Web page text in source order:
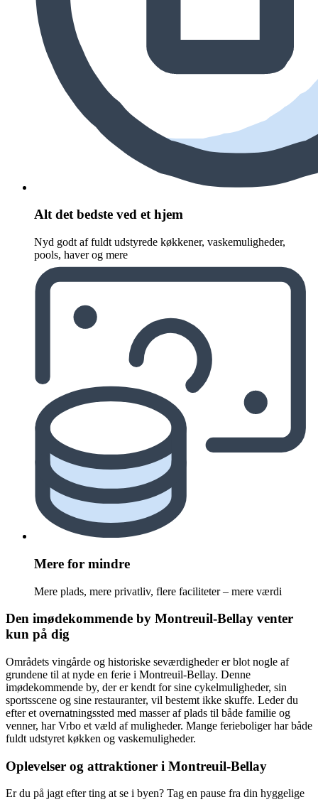
Alt det bedste ved et hjem
Nyd godt af fuldt udstyrede køkkener, vaskemuligheder,
pools, haver og mere
Mere for mindre
Mere plads, mere privatliv, flere faciliteter – mere værdi
Den imødekommende by Montreuil-Bellay venter
kun på dig
Områdets vingårde og historiske seværdigheder er blot nogle af
grundene til at nyde en ferie i Montreuil-Bellay. Denne
imødekommende by, der er kendt for sine cykelmuligheder, sin
sportsscene og sine restauranter, vil bestemt ikke skuffe. Leder du
efter et overnatningssted med masser af plads til både familie og
venner, har Vrbo et væld af muligheder. Mange ferieboliger har både
fuldt udstyret køkken og vaskemuligheder.
Oplevelser og attraktioner i Montreuil-Bellay
Er du på jagt efter ting at se i byen? Tag en pause fra din hyggelige